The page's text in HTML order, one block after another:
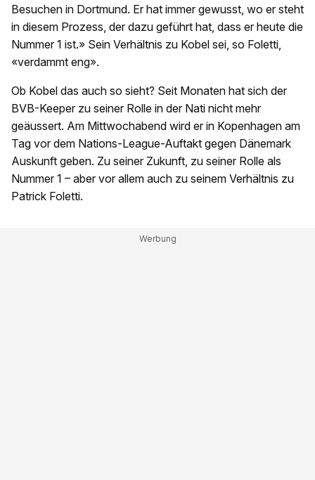
Besuchen in Dortmund. Er hat immer gewusst, wo er steht
in diesem Prozess, der dazu geführt hat, dass er heute die
Nummer 1 ist.» Sein Verhältnis zu Kobel sei, so Foletti,
«verdammt eng».
Ob Kobel das auch so sieht? Seit Monaten hat sich der
BVB-Keeper zu seiner Rolle in der Nati nicht mehr
geäussert. Am Mittwochabend wird er in Kopenhagen am
Tag vor dem Nations-League-Auftakt gegen Dänemark
Auskunft geben. Zu seiner Zukunft, zu seiner Rolle als
Nummer 1 – aber vor allem auch zu seinem Verhältnis zu
Patrick Foletti.